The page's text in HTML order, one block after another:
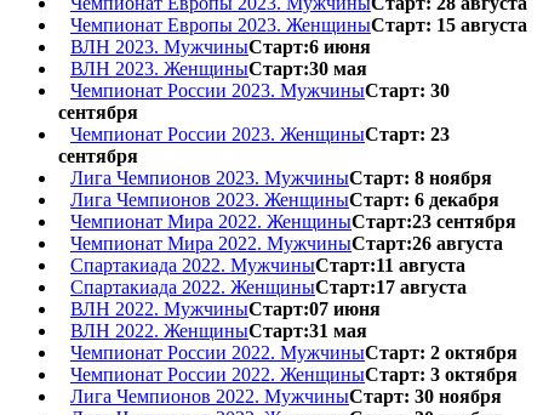
Чемпионат Европы 2023. ЖенщиныСтарт: 15 августа
ВЛН 2023. МужчиныСтарт:6 июня
ВЛН 2023. ЖенщиныСтарт:30 мая
Чемпионат России 2023. МужчиныСтарт: 30
сентября
Чемпионат России 2023. ЖенщиныСтарт: 23
сентября
Лига Чемпионов 2023. МужчиныСтарт: 8 ноября
Лига Чемпионов 2023. ЖенщиныСтарт: 6 декабря
Чемпионат Мира 2022. ЖенщиныСтарт:23 сентября
Чемпионат Мира 2022. МужчиныСтарт:26 августа
Спартакиада 2022. МужчиныСтарт:11 августа
Спартакиада 2022. ЖенщиныСтарт:17 августа
ВЛН 2022. МужчиныСтарт:07 июня
ВЛН 2022. ЖенщиныСтарт:31 мая
Чемпионат России 2022. МужчиныСтарт: 2 октября
Чемпионат России 2022. ЖенщиныСтарт: 3 октября
Лига Чемпионов 2022. МужчиныСтарт: 30 ноября